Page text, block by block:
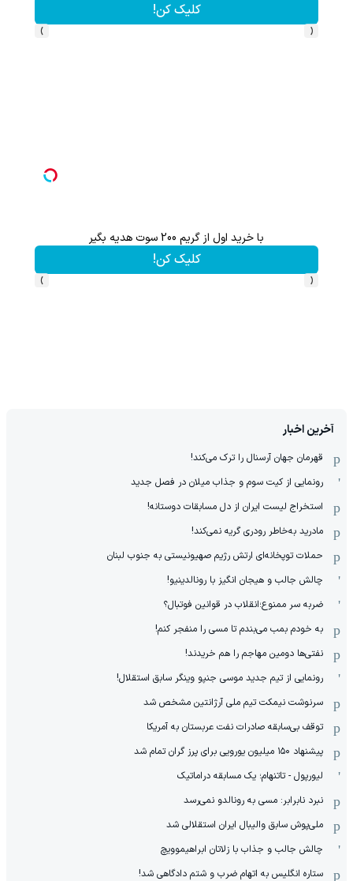
کلیک کن!
‹
›
با خرید اول از گریم 200 سوت هدیه بگیر
کلیک کن!
‹
›
آخرین اخبار
قهرمان جهان آرسنال را ترک می‌کند!
رونمایی از کیت سوم و جذاب میلان در فصل جدید
استخراج لیست ایران از دل مسابقات دوستانه!
مادرید به‌خاطر رودری گریه نمی‌کند!
حملات توپخانه‌ای ارتش رژیم صهیونیستی به جنوب لبنان
چالش جالب و هیجان انگیز با رونالدینیو!
ضربه سر ممنوع؛انقلاب در قوانین فوتبال؟
به خودم بمب می‌بندم تا مسی را منفجر کنم!
نفتی‌ها دومین مهاجم را هم خریدند!
رونمایی از تیم جدید موسی جنپو وینگر سابق استقلال!
سرنوشت نیمکت تیم ملی آرژانتین مشخص شد
توقف بی‌سابقه صادرات نفت عربستان به آمریکا
پیشنهاد ۱۵۰ میلیون یورویی برای پرز گران تمام شد
لیورپول - تاتنهام؛ یک مسابقه دراماتیک
نبرد نابرابر: مسی به رونالدو نمی‌رسد
ملی‌پوش سابق والیبال ایران استقلالی شد
چالش جالب و جذاب با زلاتان ابراهیموویچ
ستاره انگلیس به اتهام ضرب و شتم دادگاهی شد!